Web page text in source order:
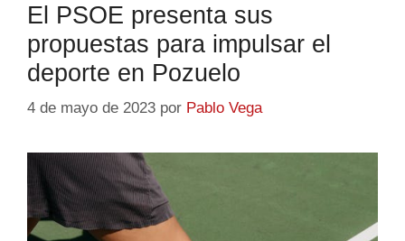
El PSOE presenta sus
propuestas para impulsar el
deporte en Pozuelo
4 de mayo de 2023 por Pablo Vega